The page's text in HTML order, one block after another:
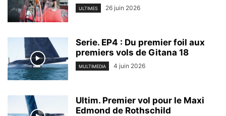
ULTIMES 26 juin 2026
Serie. EP4 : Du premier foil aux
premiers vols de Gitana 18
MULTIMEDIA 4 juin 2026
Ultim. Premier vol pour le Maxi
Edmond de Rothschild